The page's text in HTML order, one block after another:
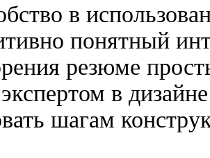
в
понятный
резюме
в
шагам